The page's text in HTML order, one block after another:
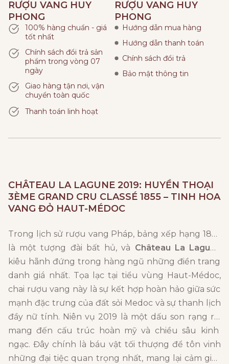
RƯỢU VANG HUY
PHONG
100% hàng chuẩn - giá
tốt nhất
Chính sách đổi trả sản
phẩm trong vòng 07
ngày
Giao hàng tận nơi, vận
chuyển toàn quốc
Thanh toán linh hoạt
RƯỢU VANG HUY
PHONG
Hướng dẫn mua hàng
Hướng dẫn thanh toán
Chính sách đổi trả
Bảo mật thông tin
CHÂTEAU LA LAGUNE 2019: HUYỀN THOẠI
3ÈME GRAND CRU CLASSÉ 1855 – TINH HOA
VANG ĐỎ HAUT-MÉDOC
Trong lịch sử rượu vang Pháp, bảng xếp hạng 1855
là một tượng đài bất hủ, và Château La Lagune
kiêu hãnh đứng trong hàng ngũ những điền trang
danh giá nhất. Tọa lạc tại tiểu vùng Haut-Médoc,
chai rượu vang này là sự kết hợp hoàn hảo giữa sức
mạnh đặc trưng của đất sỏi Medoc và sự thanh lịch
đầy nữ tính. Niên vụ 2019 là một dấu son rạng rỡ,
mang đến cấu trúc hoàn mỹ và chiều sâu kinh
ngạc. Đây chính là báu vật tối thượng để tôn vinh
những đại tiệc quan trọng nhất, mang lại cảm giác